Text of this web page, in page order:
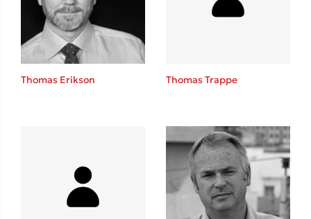
Φυστίκι ΠουΚυλάει
Παύλος Καστανάς
El Sombrero
Στέφανος Ξενάκης
Sebastian Fitzek
Benzamin Bécue
Rebecca Yarros
Thomas Erikson Thomas Trappe